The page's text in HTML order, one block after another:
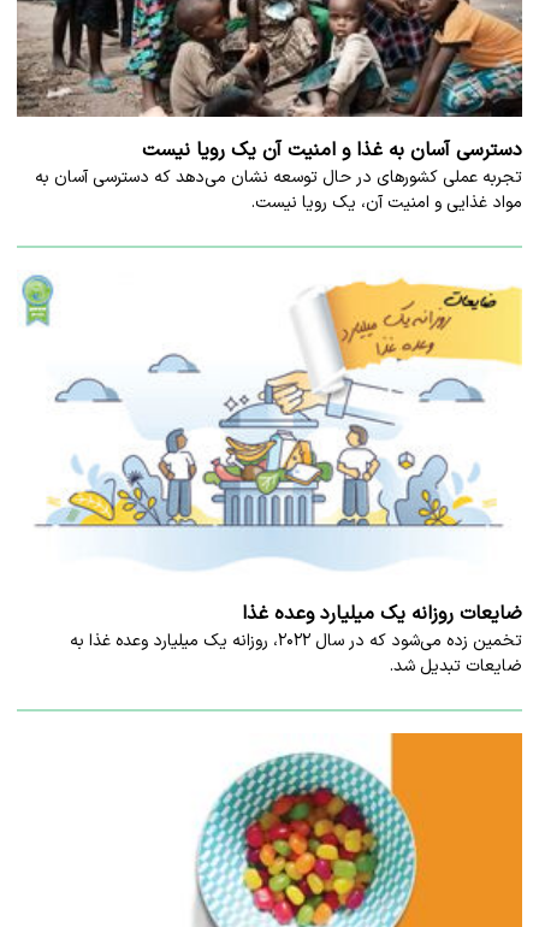
دسترسی آسان به غذا و امنیت آن یک رویا نیست
تجربه عملی کشورهای در حال توسعه نشان می‌دهد که دسترسی آسان به
مواد غذایی و امنیت آن، یک رویا نیست.
ضایعات روزانه یک میلیارد وعده غذا
تخمین زده می‌شود که در سال ۲۰۲۲، روزانه یک میلیارد وعده غذا به
ضایعات تبدیل شد.